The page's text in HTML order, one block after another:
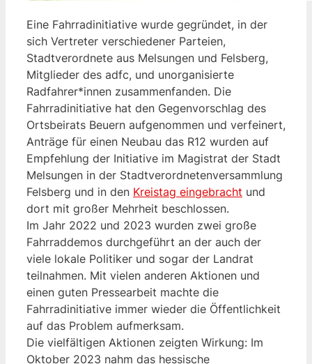
Eine Fahrradinitiative wurde gegründet, in der
sich Vertreter verschiedener Parteien,
Stadtverordnete aus Melsungen und Felsberg,
Mitglieder des adfc, und unorganisierte
Radfahrer*innen zusammenfanden. Die
Fahrradinitiative hat den Gegenvorschlag des
Ortsbeirats Beuern aufgenommen und verfeinert,
Anträge für einen Neubau das R12 wurden auf
Empfehlung der Initiative im Magistrat der Stadt
Melsungen in der Stadtverordnetenversammlung
Felsberg und in den Kreistag eingebracht und
dort mit großer Mehrheit beschlossen.
Im Jahr 2022 und 2023 wurden zwei große
Fahrraddemos durchgeführt an der auch der
viele lokale Politiker und sogar der Landrat
teilnahmen. Mit vielen anderen Aktionen und
einen guten Pressearbeit machte die
Fahrradinitiative immer wieder die Öffentlichkeit
auf das Problem aufmerksam.
Die vielfältigen Aktionen zeigten Wirkung: Im
Oktober 2023 nahm das hessische